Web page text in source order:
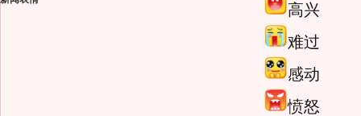
高兴
难过
感动
愤怒